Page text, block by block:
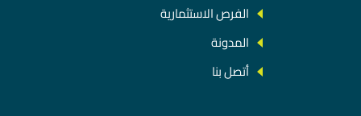
الفرص الاستثمارية
المدونة
أتصل بنا